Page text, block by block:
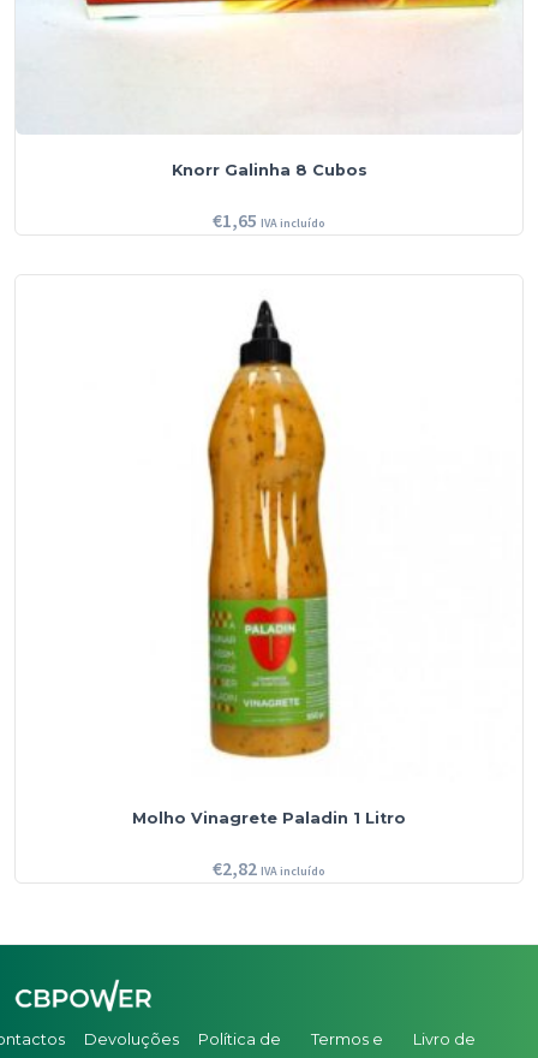
Knorr Galinha 8 Cubos
€1,65 IVA incluído
Molho Vinagrete Paladin 1 Litro
€2,82 IVA incluído
Devoluções Política de Termos e Livro de